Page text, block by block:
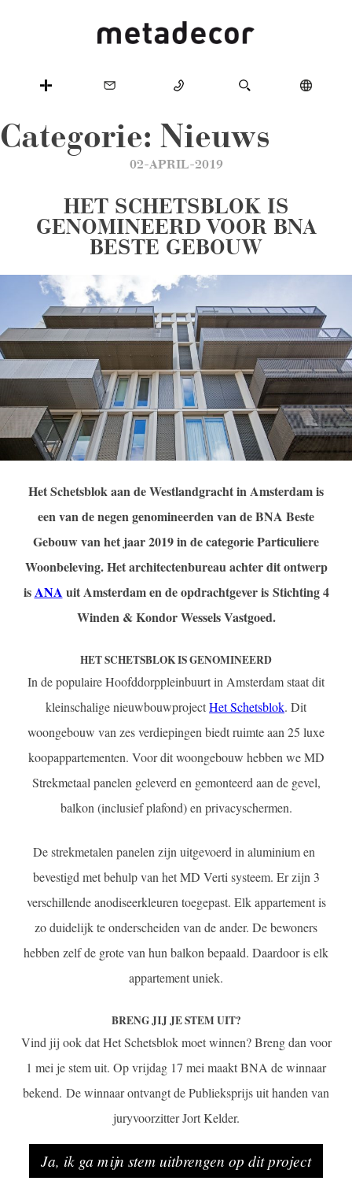
Categorie: Nieuws
02-APRIL-2019
HET SCHETSBLOK IS
GENOMINEERD VOOR BNA
BESTE GEBOUW
Het Schetsblok aan de Westlandgracht in Amsterdam is
een van de negen genomineerden van de BNA Beste
Gebouw van het jaar 2019 in de categorie Particuliere
Woonbeleving. Het architectenbureau achter dit ontwerp
isANA uit Amsterdam en de opdrachtgever is Stichting 4
Winden & Kondor Wessels Vastgoed.
HET SCHETSBLOK IS GENOMINEERD
In de populaire Hoofddorppleinbuurt in Amsterdam staat dit
kleinschalige nieuwbouwprojectHet Schetsblok. Dit
woongebouw van zes verdiepingen biedt ruimte aan 25 luxe
koopappartementen. Voor dit woongebouw hebben we MD
Strekmetaal panelen geleverd en gemonteerd aan de gevel,
balkon (inclusief plafond) en privacyschermen.
De strekmetalen panelen zijn uitgevoerd in aluminium en
bevestigd met behulp van het MD Verti systeem. Er zijn 3
verschillende anodiseerkleuren toegepast. Elk appartement is
zo duidelijk te onderscheiden van de ander. De bewoners
hebben zelf de grote van hun balkon bepaald. Daardoor is elk
appartement uniek.
BRENG JIJ JE STEM UIT?
Vind jij ook dat Het Schetsblok moet winnen? Breng dan voor
1 mei je stem uit. Op vrijdag 17 mei maakt BNA de winnaar
bekend. De winnaar ontvangt de Publieksprijs uit handen van
juryvoorzitter Jort Kelder.
Ja, ik ga mijn stem uitbrengen op dit project